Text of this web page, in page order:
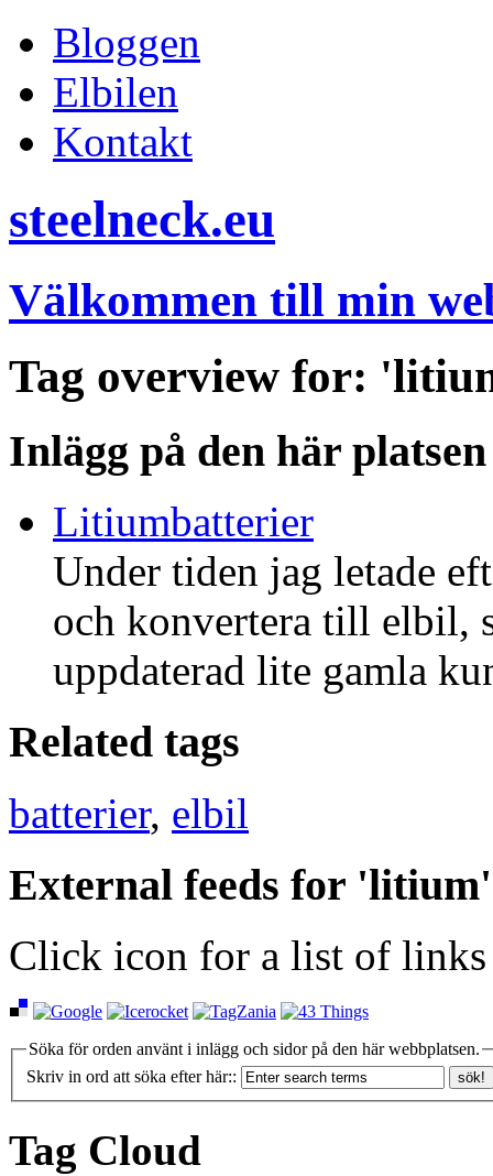
Bloggen
Elbilen
Kontakt
steelneck.eu
Välkommen till min
Tag overview for:
Inlägg på den här
Litiumbatterier
Under tiden jag letade
och konvertera till elbil,
uppdaterad lite gamla
Related tags
batterier, elbil
External feeds for 'litium'
Click icon for a list of
Söka för orden använt i inlägg och sidor på den här webbplatsen.
Skriv in ord att söka efter här::
Tag Cloud